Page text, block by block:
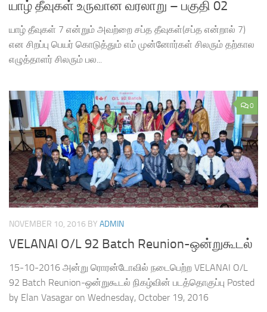
யாழ் தீவுகள் உருவான வரலாறு – பகுதி 02
யாழ் தீவுகள் 7 என்றும் அவற்றை சப்த தீவுகள்(சப்த என்றால் 7)
என சிறப்பு பெயர் கொடுத்தும் எம் முன்னோர்கள் சிலரும் தற்கால
எழுத்தாளர் சிலரும் பல...
0
NOVEMBER 10, 2016 BY ADMIN
VELANAI O/L 92 Batch Reunion-ஒன்றுகூடல்
15-10-2016 அன்று ரொரன்டோவில் நடைபெற்ற VELANAI O/L
92 Batch Reunion-ஒன்றுகூடல் நிகழ்வின் படத்தொகுப்பு Posted
by Elan Vasagar on Wednesday, October 19, 2016